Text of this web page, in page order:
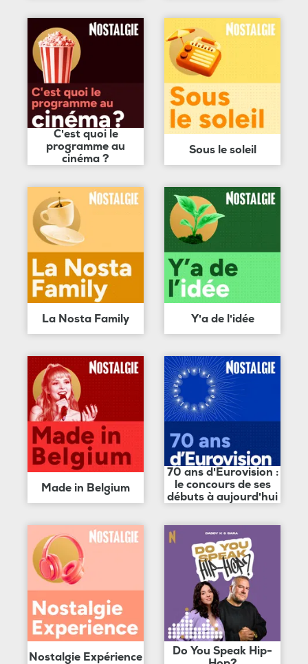
C'est quoi le
programme au
cinéma ?
Sous le soleil
La Nosta Family Y'a de l'idée
Made in Belgium
70 ans d'Eurovision :
le concours de ses
débuts à aujourd'hui
Nostalgie Expérience
Do You Speak Hip-